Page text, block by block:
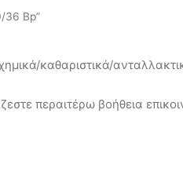
36 Bp”
καθαριστικά/
περαιτέρω βοήθεια